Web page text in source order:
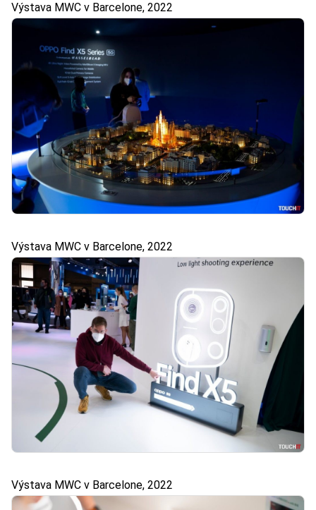
Výstava MWC v Barcelone, 2022
Výstava MWC v Barcelone, 2022
Výstava MWC v Barcelone, 2022